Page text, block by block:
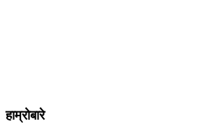
हाम्रोबारे